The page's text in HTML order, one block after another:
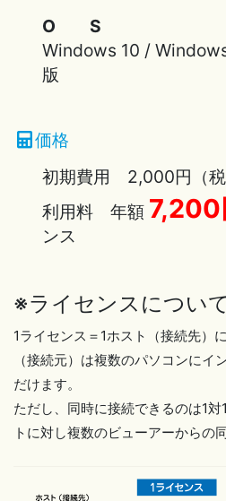
O S
Windows 10 /
版
価格
初期費用 2,000円（税
利用料 年額 7,200
ンス
※ライセンスについて
1ライセンス＝1ホスト（接続先）
（接続元）は複数のパソコンにイ
だけます。
ただし、同時に接続できるのは1
トに対し複数のビューアーからの